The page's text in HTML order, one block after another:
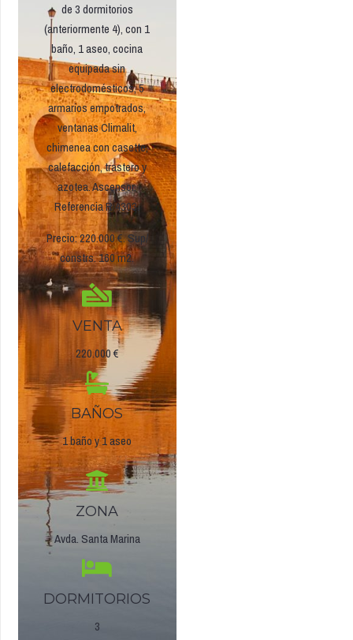
de 3 dormitorios
(anteriormente 4), con 1
baño, 1 aseo, cocina
equipada sin
electrodomésticos, 5
armarios empotrados,
ventanas Climalit,
chimenea con casette,
calefacción, trastero y
azotea. Ascensor.
Referencia R 4303.
Precio: 220.000 €. Sup/
constrs. 160 m2.
VENTA
220.000 €
BAÑOS
1 baño y 1 aseo
ZONA
Avda. Santa Marina
DORMITORIOS
3